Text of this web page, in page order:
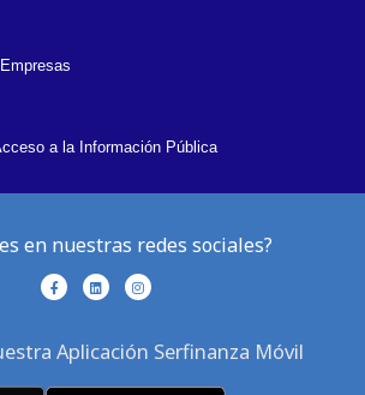
a la Información Pública
en nuestras redes sociales?
F
a
o
L
i
d
I
n
g
Aplicación Serfinanza Móvil